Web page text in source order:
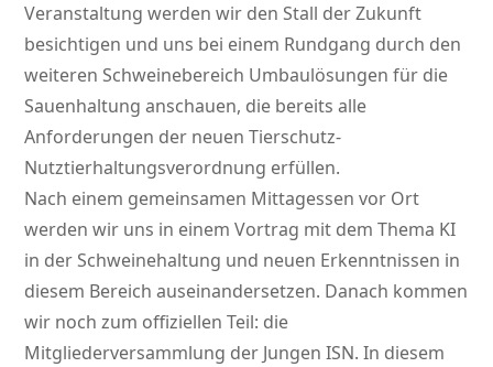
Veranstaltung werden wir den Stall der Zukunft
besichtigen und uns bei einem Rundgang durch den
weiteren Schweinebereich Umbaulösungen für die
Sauenhaltung anschauen, die bereits alle
Anforderungen der neuen Tierschutz-
Nutztierhaltungsverordnung erfüllen.
Nach einem gemeinsamen Mittagessen vor Ort
werden wir uns in einem Vortrag mit dem Thema KI
in der Schweinehaltung und neuen Erkenntnissen in
diesem Bereich auseinandersetzen. Danach kommen
wir noch zum offiziellen Teil: die
Mitgliederversammlung der Jungen ISN. In diesem